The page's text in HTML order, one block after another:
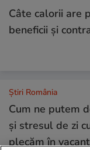
Câte calorii are
beneficii și
Știri România
Cum ne putem
și stresul de zi
plecăm în